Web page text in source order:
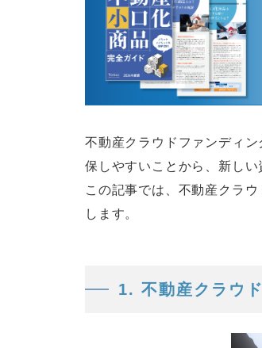
不動産クラウドファンディ
保しやすいことから、新しい
この記事では、不動産クラ
します。
1. 不動産クラウ